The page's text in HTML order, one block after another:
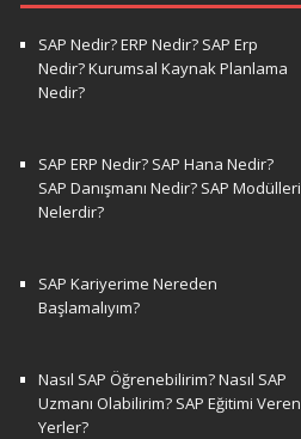
SAP Nedir? ERP Nedir? SAP Erp
Nedir? Kurumsal Kaynak Planlama
Nedir?
SAP ERP Nedir? SAP Hana Nedir?
SAP Danışmanı Nedir? SAP Modülleri
Nelerdir?
SAP Kariyerime Nereden
Başlamalıyım?
Nasıl SAP Öğrenebilirim? Nasıl SAP
Uzmanı Olabilirim? SAP Eğitimi Veren
Yerler?